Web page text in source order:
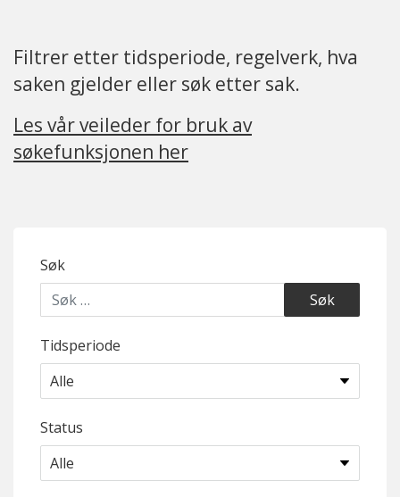
Filtrer etter tidsperiode, regelverk, hva
saken gjelder eller søk etter sak.
Les vår veileder for bruk av
søkefunksjonen her
Søk
Tidsperiode
Status